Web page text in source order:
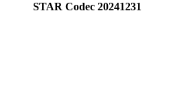
STAR Codec 20241231